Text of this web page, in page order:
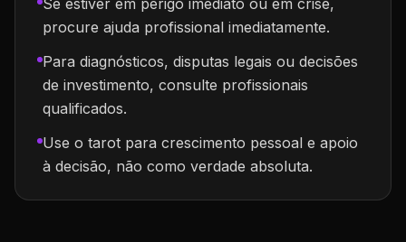
Se estiver em perigo imediato ou em crise,
procure ajuda profissional imediatamente.
Para diagnósticos, disputas legais ou decisões
de investimento, consulte profissionais
qualificados.
Use o tarot para crescimento pessoal e apoio
à decisão, não como verdade absoluta.